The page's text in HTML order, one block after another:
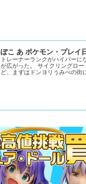
ぽこ あ ポケモン・プレイ
トレーナーランクがハイパーに
が広がった。 サイクリングロードの先も相当気になるけ
ど、まずはドンヨリうみべの街